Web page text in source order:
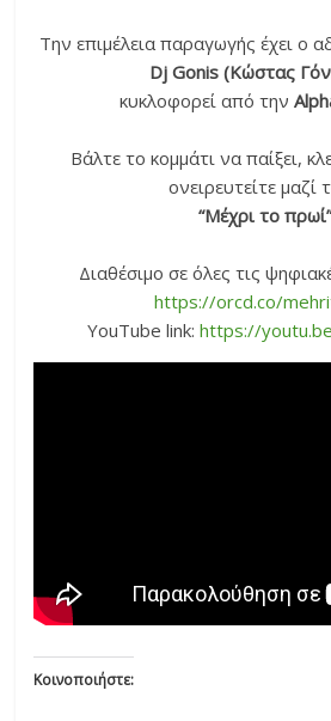
Την επιμέλεια παραγωγής έχει ο
Dj Gonis (Κώστας
κυκλοφορεί από την
Βάλτε το κομμάτι να παίξει,
ονειρευτείτε μαζί
“Μέχρι το
Διαθέσιμο σε όλες τις
https://orcd.co/
YouTube link: https://
Κοινοποιήστε: